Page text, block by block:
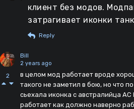
клиент без модов.
затрагивает иконки
Reply
2
Bill
2 years ago
в целом мод работает вроде
такого не заметил в бою, но что
сьехала иконка с австралийца
работает как должно наверно